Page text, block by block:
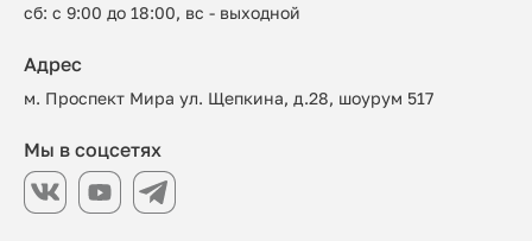
сб: с 9:00 до 18:00, вс - выходной
Адрес
м. Проспект Мира ул. Щепкина, д.28, шоурум 517
Мы в соцсетях